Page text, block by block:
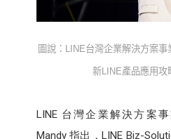
圖說： LINE台灣企業解決方案事
新LINE產品應用攻
LINE 台灣企業解決方案
Mandy 指出，LINE Biz-